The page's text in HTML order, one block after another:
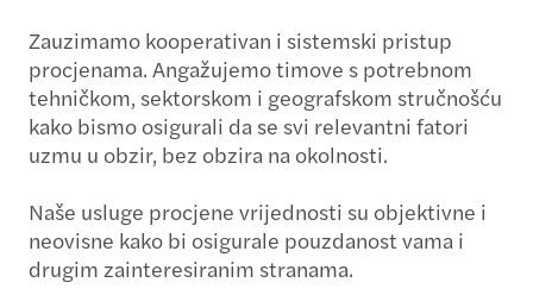
Zauzimamo kooperativan i sistemski pristup
procjenama. Angažujemo timove s potrebnom
tehničkom, sektorskom i geografskom stručnošću
kako bismo osigurali da se svi relevantni fatori
uzmu u obzir, bez obzira na okolnosti.
Naše usluge procjene vrijednosti su objektivne i
neovisne kako bi osigurale pouzdanost vama i
drugim zainteresiranim stranama.